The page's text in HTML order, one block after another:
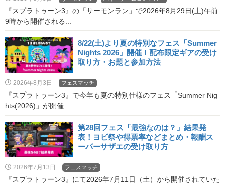
『スプラトゥーン3』の「サーモンラン」で2026年8月29日(土)午前
9時から開催される...
8/22(土)より夏の特別なフェス「Summer
Nights 2026」開催！配布限定ギアの受け
取り方・お題と参加方法
2026年8月3日 フェスマッチ
『スプラトゥーン3』で今年も夏の特別仕様のフェス「Summer Nig
hts(2026)」が開催...
第28回フェス「最強なのは？」結果発
表！ヨビ祭や得票率などまとめ・報酬ス
ーパーサザエの受け取り方
2026年7月13日 フェスマッチ
『スプラトゥーン3』にて2026年7月11日（土）から開催されていた